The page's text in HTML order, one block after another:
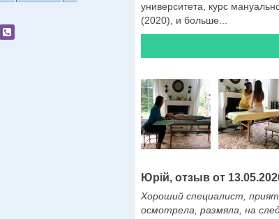
университета, курс
(2020), и больше...
Юрій, отзыв от
Хороший специалист,
осмотрела, размяла, на